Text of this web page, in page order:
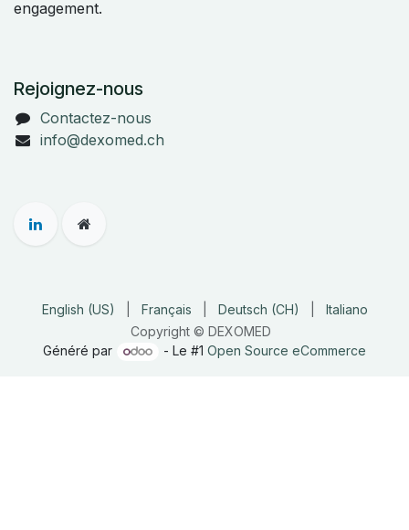
engagement.
Rejoignez-nous
Contactez-nous
info@dexomed.ch
Copyright © DEXOMED
English (US) Français Deutsch (CH) Italiano
Généré par - Le #1Open Source eCommerce